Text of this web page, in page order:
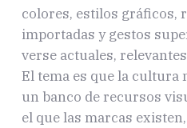
colores, estilos gráficos,
importadas y gestos
verse actuales,
El tema es que la cultura
un banco de recursos
el que las marcas